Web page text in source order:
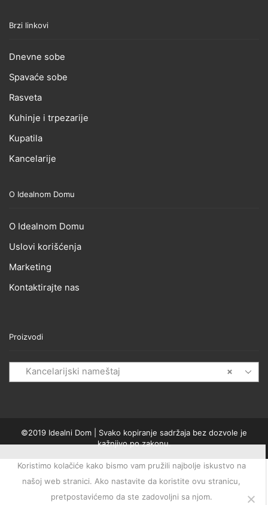
Brzi linkovi
Dnevne sobe
Spavaće sobe
Rasveta
Kuhinje i trpezarije
Kupatila
Kancelarije
O Idealnom Domu
O Idealnom Domu
Uslovi korišćenja
Marketing
Kontaktirajte nas
Proizvodi
×
Kancelarijski nameštaj
©2019 Idealni Dom | Svako kopiranje sadržaja bez dozvole je
kažnjivo po zakonu.
Koristimo kolačiće kako bismo vam pružili najbolje iskustvo na
našoj web stranici. Ako nastavite da koristite ovu stranicu,
pretpostavićemo da ste zadovoljni sa njom.